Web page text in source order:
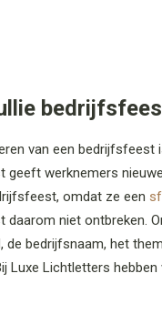
van een bedrijfsfeest
geeft werknemers
omdat ze een
daarom niet ontbreken.
de bedrijfsnaam, het
Luxe Lichtletters